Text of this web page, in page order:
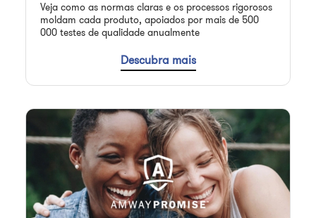
Veja como as normas claras e os processos rigorosos
moldam cada produto, apoiados por mais de 500
000 testes de qualidade anualmente
Descubra mais